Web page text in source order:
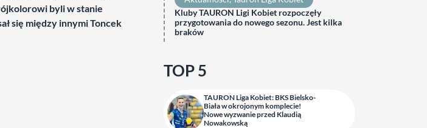
byli w stanie
się między innymi Toncek
Kluby TAURON Ligi Kobiet rozpoczęły
przygotowania do nowego sezonu. Jest kilka
braków
TOP 5
TAURON Liga Kobiet: BKS Bielsko-
Biała w okrojonym komplecie!
Nowe wyzwanie przed Klaudią
Nowakowską